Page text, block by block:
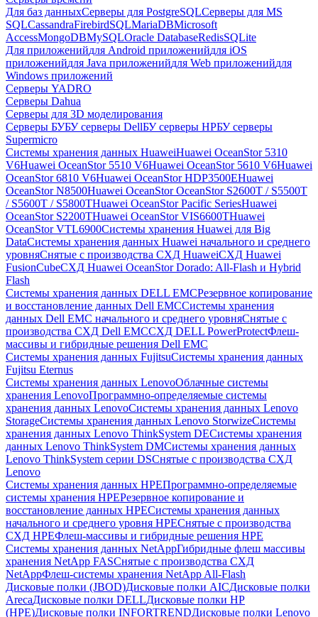
Для баз данныхСерверы для PostgreSQLСерверы для MS
SQLCassandraFirebirdSQLMariaDBMicrosoft
AccessMongoDBMySQLOracle DatabaseRedisSQLite
Для приложенийдля Android приложенийдля iOS
приложенийдля Java приложенийдля Web приложенийдля
Windows приложений
Серверы YADRO
Серверы Dahua
Серверы для 3D моделирования
Серверы БУБУ серверы DellБУ серверы HPБУ серверы
Supermicro
Системы хранения данных HuaweiHuawei OceanStor 5310
V6Huawei OceanStor 5510 V6Huawei OceanStor 5610 V6Huawei
OceanStor 6810 V6Huawei OceanStor HDP3500EHuawei
OceanStor N8500Huawei OceanStor OceanStor S2600T / S5500T
/ S5600T / S5800THuawei OceanStor Pacific SeriesHuawei
OceanStor S2200THuawei OceanStor VIS6600THuawei
OceanStor VTL6900Системы хранения Huawei для Big
DataСистемы хранения данных Huawei начального и среднего
уровняСнятые с производства СХД HuaweiСХД Huawei
FusionCubeСХД Huawei OceanStor Dorado: All-Flash и Hybrid
Flash
Системы хранения данных DELL EMCРезервное копирование
и восстановление данных Dell EMCСистемы хранения
данных Dell EMC начального и среднего уровняСнятые с
производства СХД Dell EMCСХД DELL PowerProtectФлеш-
массивы и гибридные решения Dell EMC
Системы хранения данных FujitsuСистемы хранения данных
Fujitsu Eternus
Системы хранения данных LenovoОблачные системы
хранения LenovoПрограммно-определяемые системы
хранения данных LenovoСистемы хранения данных Lenovo
StorageСистемы хранения данных Lenovo StorwizeСистемы
хранения данных Lenovo ThinkSystem DEСистемы хранения
данных Lenovo ThinkSystem DMСистемы хранения данных
Lenovo ThinkSystem серии DSСнятые с производства СХД
Lenovo
Системы хранения данных HPEПрограммно-определяемые
системы хранения HPEРезервное копирование и
восстановление данных HPEСистемы хранения данных
начального и среднего уровня HPEСнятые с производства
СХД HPEФлеш-массивы и гибридные решения HPE
Cистемы хранения данных NetAppГибридные флеш массивы
хранения NetApp FASСнятые с производства СХД
NetAppФлеш-системы хранения NetApp All-Flash
Дисковые полки (JBOD)Дисковые полки AICДисковые полки
ArecaДисковые полки DELLДисковые полки HP
(HPE)Дисковые полки INFORTRENDДисковые полки Lenovo